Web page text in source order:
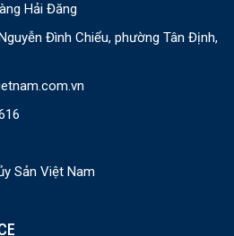
Hải Đăng
Đình Chiểu, phường Tân Định,
Sản Việt Nam